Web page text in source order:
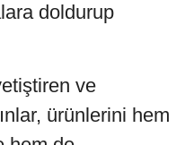
doldurup
ve
ürünlerini hem